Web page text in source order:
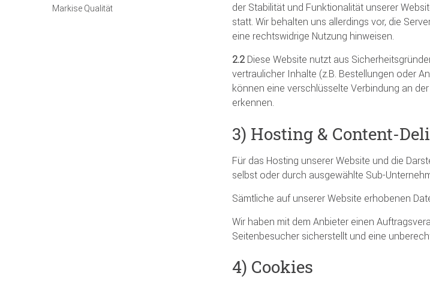
Markise Qualität
der Stabilität und Funktionalität unserer
statt. Wir behalten uns allerdings vor, die
eine rechtswidrige Nutzung hinweisen.
2.2Diese Website nutzt aus
vertraulicher Inhalte (z.B. Bestellungen oder
können eine verschlüsselte Verbindung an
erkennen.
3) Hosting & Content-
Für das Hosting unserer Website und die
selbst oder durch ausgewählte Sub-
Sämtliche auf unserer Website erhobenen
Wir haben mit dem Anbieter einen
Seitenbesucher sicherstellt und eine
4) Cookies